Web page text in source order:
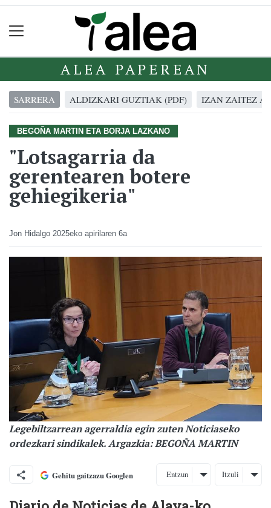
ALEA PAPEREAN
SARRERA ALDIZKARI GUZTIAK (PDF) IZAN ZAITEZ
BEGOÑA MARTIN ETA BORJA LAZKANO
"Lotsagarria da
gerentearen botere
gehiegikeria"
Jon Hidalgo 2025eko apirilaren 6a
Legebiltzarrean agerraldia egin zuten Noticiaseko
ordezkari sindikalek. Argazkia: BEGOÑA MARTIN
Gehitu gaitzazu Googlen Entzun Itzuli